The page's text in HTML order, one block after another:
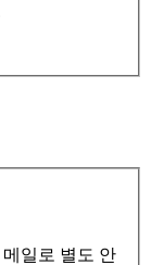
일로 별도 안